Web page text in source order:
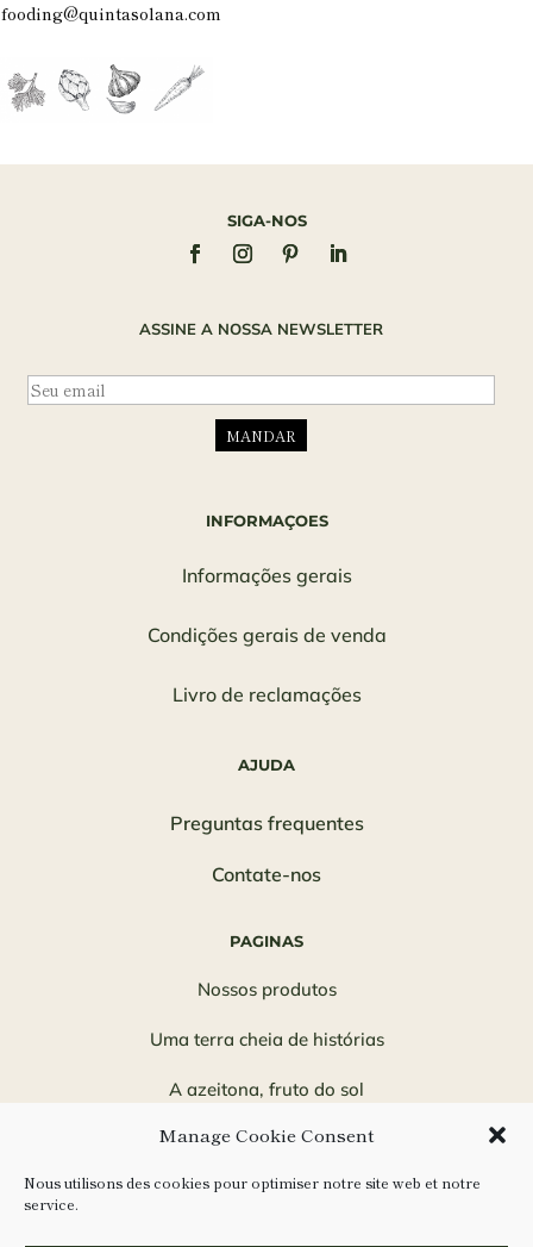
Manage Cookie Consent
Nous utilisons des cookies pour optimiser notre site web et notre
service.
fooding@quintasolana.com
SIGA-NOS
ASSINE A NOSSA NEWSLETTER
INFORMAÇOES
Informações gerais
Condições gerais de venda
Livro de reclamações
AJUDA
Preguntas frequentes
Contate-nos
PAGINAS
Nossos produtos
Uma terra cheia de histórias
A azeitona, fruto do sol
Uma aventura familiar
Você sabia?